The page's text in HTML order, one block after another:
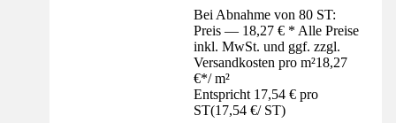
Bei Abnahme von 80 ST:
Preis — 18,27 € * Alle Preise
inkl. MwSt. und ggf. zzgl.
Versandkosten pro m²18,27
€*/ m²
Entspricht 17,54 € pro
ST(17,54 €/ ST)